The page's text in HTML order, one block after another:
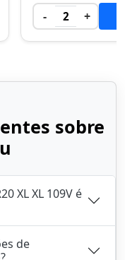
- 2 +
sobre
XL XL 109V é
de